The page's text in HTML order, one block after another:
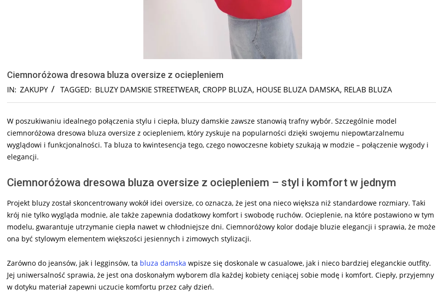
Ciemnoróżowa dresowa bluza oversize z ociepleniem
IN: ZAKUPY TAGGED: BLUZY DAMSKIE STREETWEAR, CROPP BLUZA, HOUSE BLUZA DAMSKA, RELAB BLUZA
W poszukiwaniu idealnego połączenia stylu i ciepła, bluzy damskie zawsze stanowią trafny wybór. Szczególnie model
ciemnoróżowa dresowa bluza oversize z ociepleniem, który zyskuje na popularności dzięki swojemu niepowtarzalnemu
wyglądowi i funkcjonalności. Ta bluza to kwintesencja tego, czego nowoczesne kobiety szukają w modzie – połączenie wygody i
elegancji.
Ciemnoróżowa dresowa bluza oversize z ociepleniem – styl i komfort w jednym
Projekt bluzy został skoncentrowany wokół idei oversize, co oznacza, że jest ona nieco większa niż standardowe rozmiary. Taki
krój nie tylko wygląda modnie, ale także zapewnia dodatkowy komfort i swobodę ruchów. Ocieplenie, na które postawiono w tym
modelu, gwarantuje utrzymanie ciepła nawet w chłodniejsze dni. Ciemnoróżowy kolor dodaje bluzie elegancji i sprawia, że może
ona być stylowym elementem większości jesiennych i zimowych stylizacji.
Zarówno do jeansów, jak i legginsów, ta bluza damska wpisze się doskonale w casualowe, jak i nieco bardziej eleganckie outfity.
Jej uniwersalność sprawia, że jest ona doskonałym wyborem dla każdej kobiety ceniącej sobie modę i komfort. Ciepły, przyjemny
w dotyku materiał zapewni uczucie komfortu przez cały dzień.